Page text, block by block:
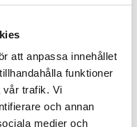
att anpassa innehållet
funktioner
vår trafik. Vi
och annan
medier och
SMA/m-
f, 20m